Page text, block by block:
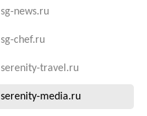
sg-news.ru
sg-chef.ru
serenity-travel.ru
serenity-media.ru